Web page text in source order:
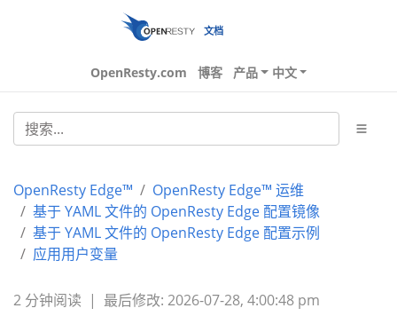
文档
OpenResty.com 博客 产品 中文
OpenResty Edge™
OpenResty Edge™ 运维
基于 YAML 文件的 OpenResty Edge 配置镜像
基于 YAML 文件的 OpenResty Edge 配置示例
应用用户变量
2 分钟阅读 | 最后修改: 2026-07-28, 4:00:48 pm